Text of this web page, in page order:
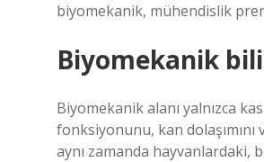
biyomekanik, mühendislik
Biyomekanik
Biyomekanik alanı yalnızca
fonksiyonunu, kan dolaşımını
aynı zamanda hayvanlardaki,